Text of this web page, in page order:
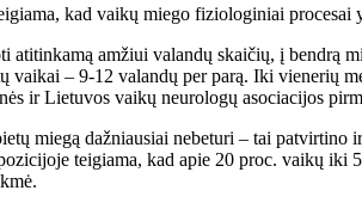
kad vaikų miego fiziologiniai
amžiui valandų skaičių, į bendrą
– 9-12 valandų per parą. Iki vienerių
ir Lietuvos vaikų neurologų asociacijos
miegą dažniausiai nebeturi – tai
teigiama, kad apie 20 proc. vaikų iki